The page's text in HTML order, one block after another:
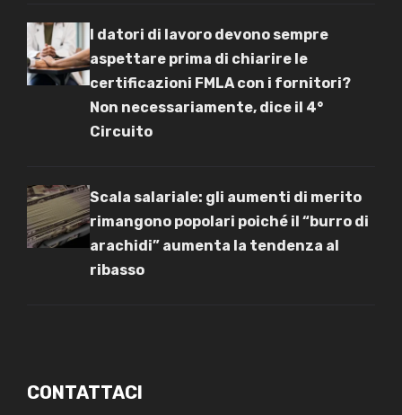
I datori di lavoro devono sempre
aspettare prima di chiarire le
certificazioni FMLA con i fornitori?
Non necessariamente, dice il 4°
Circuito
Scala salariale: gli aumenti di merito
rimangono popolari poiché il “burro di
arachidi” aumenta la tendenza al
ribasso
CONTATTACI